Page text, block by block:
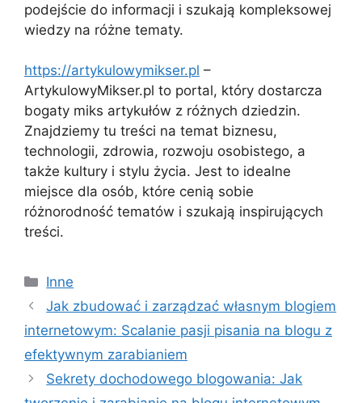
podejście do informacji i szukają kompleksowej
wiedzy na różne tematy.
https://artykulowymikser.pl –
ArtykulowyMikser.pl to portal, który dostarcza
bogaty miks artykułów z różnych dziedzin.
Znajdziemy tu treści na temat biznesu,
technologii, zdrowia, rozwoju osobistego, a
także kultury i stylu życia. Jest to idealne
miejsce dla osób, które cenią sobie
różnorodność tematów i szukają inspirujących
treści.
Kategorie
Inne
Jak zbudować i zarządzać własnym blogiem
internetowym: Scalanie pasji pisania na blogu z
efektywnym zarabianiem
Sekrety dochodowego blogowania: Jak